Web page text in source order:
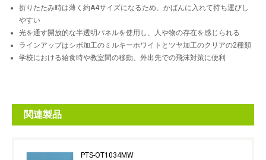
折りたたみ時は薄く約A4サイズになるため、かばんに入れて持ち運びし
やすい
光を通す開放的な半透明パネルを使用し、人や物の存在を感じられる
ラインアップはシボ加工のミルキーホワイトとツヤ加工のクリアの2種類
学校における給食時や教室間の移動、外出先での飛沫対策に便利
関連製品
PTS-OT1034MW